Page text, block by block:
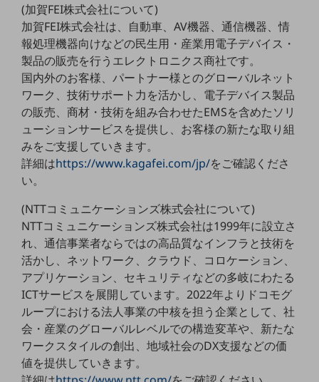
社長からのご挨拶
事業拠点
グループ会社
会社案内パンフレット
ニュースルーム
ニュースルームTOP
ニュースリリース
地域からの発表
お知らせ
社外からの評価実績
サステナビリティ
サステナビリティTOP
NTTドコモビジネスグループのサステナビリティ
サステナビリティ基本方針
サステナビリティレポート
(加賀FEI株式会社について)
加賀FEI株式会社は、自動車、AV機器、通信機器、情
報処理機器向けなどの民生用・産業用電子デバイス・
製品の販売を行うエレクトロニクス商社です。
国内外のお客様、パートナー様とのグローバルネット
ワーク、技術サポート力を活かし、電子デバイス製品
の販売、商材・技術を組み合わせたEMSを含めたソリ
ューションサービスを提供し、お客様の新たな取り組
みをご支援していきます。
詳細はhttps://www.kagafei.com/jp/をご確認くださ
い。
(NTTコミュニケーションズ株式会社について)
NTTコミュニケーションズ株式会社は1999年に設立さ
れ、通信事業者ならではの高品質なインフラと技術を
活かし、ネットワーク、クラウド、コロケーション、
アプリケーション、セキュリティなどの多岐にわたる
ICTサービスを展開しています。2022年よりドコモグ
ループにおける法人事業の中核を担う企業として、社
会・産業のグローバルレベルでの構造変革や、新たな
ワークスタイルの創出、地域社会のDX支援などの価
値を提供していきます。